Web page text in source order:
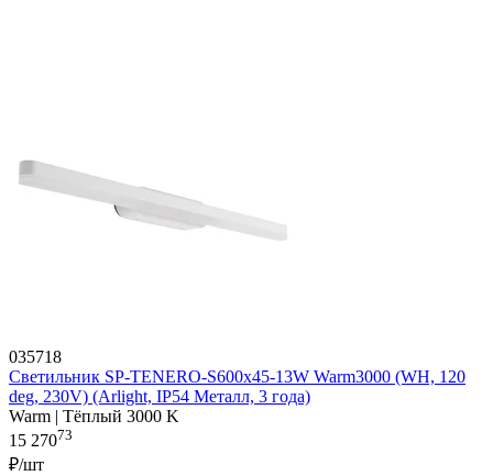
035718
Светильник SP-TENERO-S600x45-13W Warm3000 (WH, 120
deg, 230V) (Arlight, IP54 Металл, 3 года)
Warm | Тёплый 3000 K
15 27073
₽/шт